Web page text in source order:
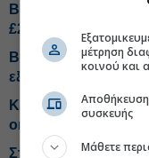
Bally's Intralot: Πώς
£262 εκατ.
Bally’s Intralot: Νέα
εξαγορές και
Κατενάτσιο από
online στοίχημα
Στρατηγική
μέτρηση
κοινού και
συσκευής
Μάθετε